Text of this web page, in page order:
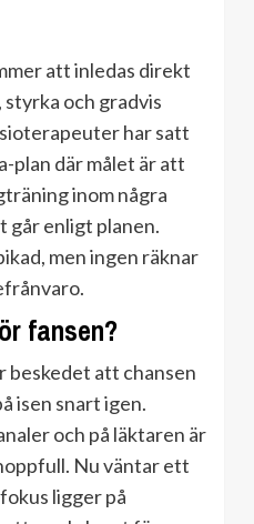
att inledas direkt
och gradvis
har satt
plan där målet är att
inom några
enligt planen.
men ingen räknar
fansen?
beskedet att chansen
isen snart igen.
och på läktaren är
Nu väntar ett
ligger på